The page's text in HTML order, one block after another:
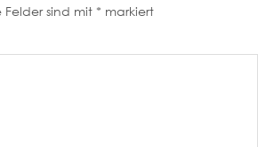
Felder sind mit * markiert